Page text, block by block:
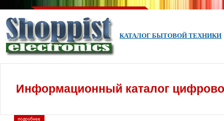
КАТАЛОГ БЫТОВОЙ ТЕХНИКИ
Информационный каталог